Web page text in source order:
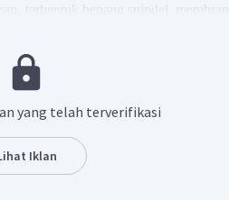
terbentuk benang spindel, membran
yang telah terverifikasi
Iklan